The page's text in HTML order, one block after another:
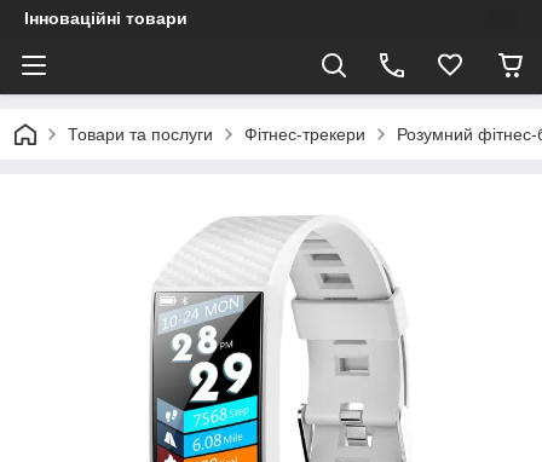
Інноваційні товари
Товари та послуги Фітнес-трекери Розумний